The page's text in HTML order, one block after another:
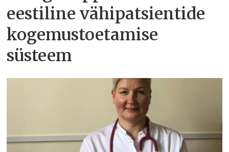
eestiline vähipatsientide
kogemustoetamise
süsteem